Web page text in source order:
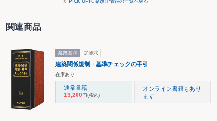
PICK UP!法令改正情報の一覧へ戻る
関連商品
建築基準 加除式
建築関係規制・基準チェックの手引
在庫あり
通常書籍
13,200円(税込)
オンライン書籍もあり
ます